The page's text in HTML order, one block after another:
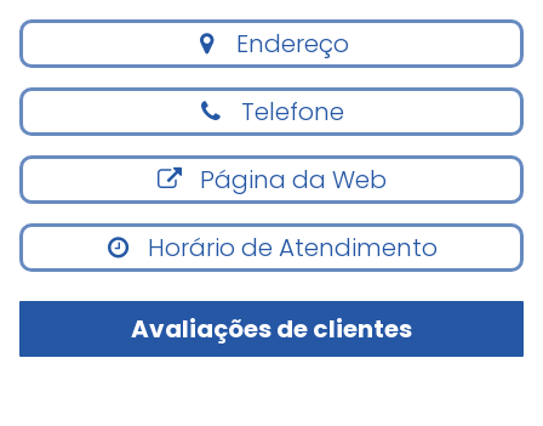
Endereço
Telefone
Página da Web
Horário de Atendimento
Avaliações de clientes